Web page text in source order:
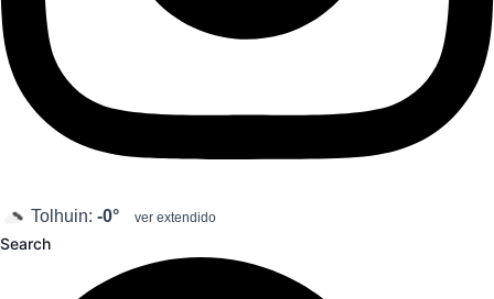
Tolhuin: -0° ver extendido
Search